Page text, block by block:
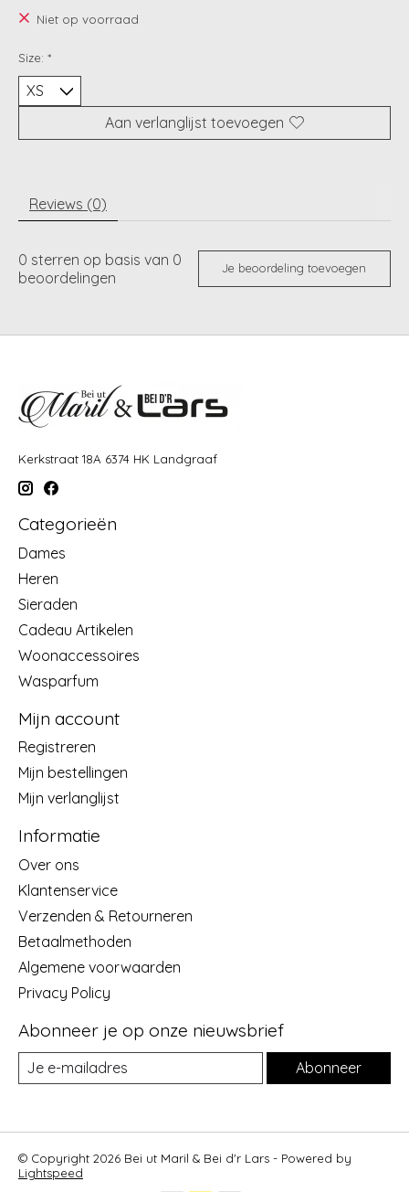
Niet op voorraad
Size: *
Aan verlanglijst toevoegen
Reviews (0)
0 sterren op basis van 0
beoordelingen
Je beoordeling toevoegen
Kerkstraat 18A 6374 HK Landgraaf
Categorieën
Dames
Heren
Sieraden
Cadeau Artikelen
Woonaccessoires
Wasparfum
Mijn account
Registreren
Mijn bestellingen
Mijn verlanglijst
Informatie
Over ons
Klantenservice
Verzenden & Retourneren
Betaalmethoden
Algemene voorwaarden
Privacy Policy
Abonneer je op onze nieuwsbrief
Abonneer
© Copyright 2026 Bei ut Maril & Bei d'r Lars - Powered by
Lightspeed